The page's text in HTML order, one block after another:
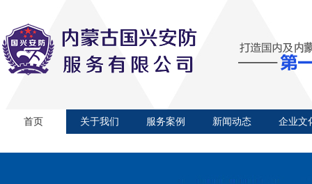
首页 关于我们 服务案例 新闻动态 企业文